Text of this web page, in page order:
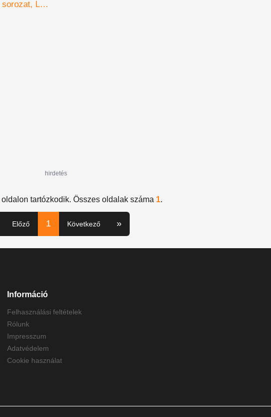
sorozat Luc
hirdetés
oldalon tartózkodik. Összes oldalak száma 1.
Előző 1 Következő »
Információ
Felhasználási feltételek
Rólunk
Impresszum
Adatvédelem
Cookie használat